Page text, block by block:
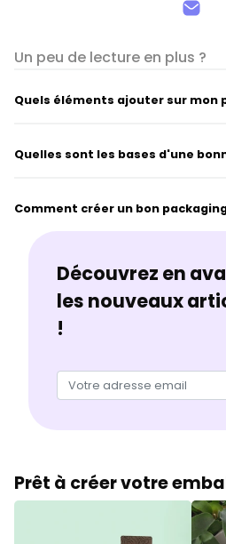
Un peu de lecture en plus ?
Quels éléments ajouter sur mon
Quelles sont les bases d'une
Comment créer un bon
Découvrez en
les nouveaux
!
Prêt à créer votre